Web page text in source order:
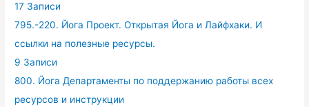
17 Записи
795.-220. Йога Проект. Открытая Йога и Лайфхаки. И
ссылки на полезные ресурсы.
9 Записи
800. Йога Департаменты по поддержанию работы всех
ресурсов и инструкции